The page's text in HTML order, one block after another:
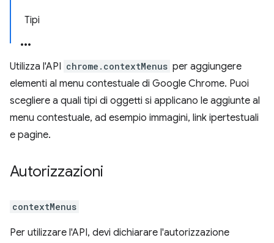
Tipi
Utilizza l'API chrome.contextMenus per aggiungere
elementi al menu contestuale di Google Chrome. Puoi
scegliere a quali tipi di oggetti si applicano le aggiunte al
menu contestuale, ad esempio immagini, link ipertestuali
e pagine.
Autorizzazioni
contextMenus
Per utilizzare l'API, devi dichiarare l'autorizzazione